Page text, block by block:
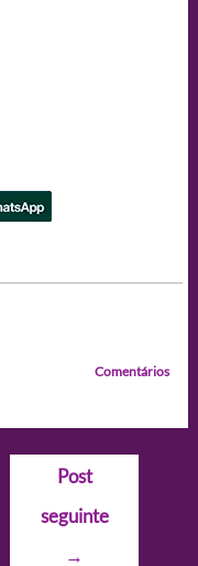
Comentários
Post
seguinte
→